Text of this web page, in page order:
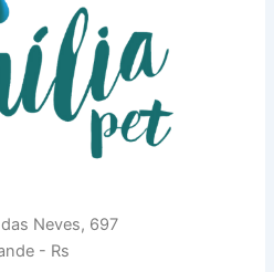
Neves, 697
- Rs